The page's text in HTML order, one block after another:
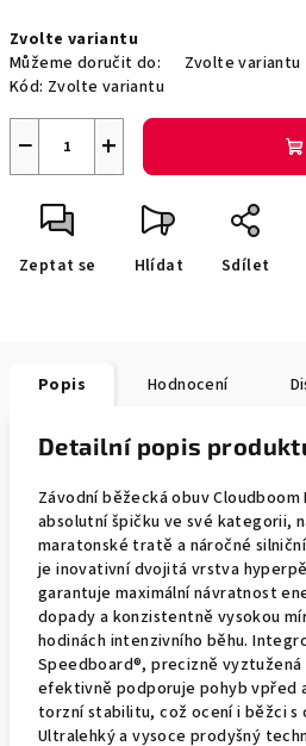
cena:
Zvolte variantu
Můžeme doručit do:
Zvolte variantu
Kód: Zvolte variantu
+
−
Zeptat se Hlídat Sdílet
Popis Hodnocení
Detailní popis
Závodní běžecká obuv
absolutní špičku ve své kategorii,
maratonské tratě a náročné
je inovativní dvojitá vrstva
garantuje maximální návratnost
dopady a konzistentně vysokou
hodinách intenzivního běhu.
Speedboard®, precizně vyztužená
efektivně podporuje pohyb vpřed
torzní stabilitu, což ocení i běžci s
Ultralehký a vysoce prodyšný